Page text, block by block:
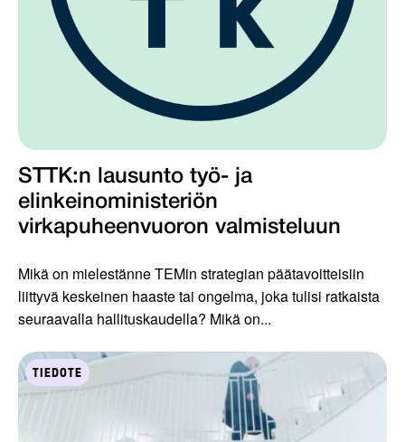
STTK:n lausunto työ- ja
elinkeinoministeriön
virkapuheenvuoron valmisteluun
Mikä on mielestänne TEMin strategian päätavoitteisiin
liittyvä keskeinen haaste tai ongelma, joka tulisi ratkaista
seuraavalla hallituskaudella? Mikä on...
TIEDOTE